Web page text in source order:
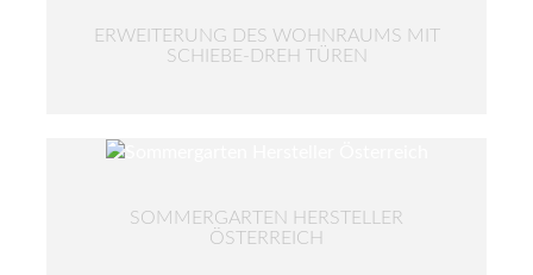
ERWEITERUNG DES WOHNRAUMS MIT
SCHIEBE-DREH TÜREN
SOMMERGARTEN HERSTELLER
ÖSTERREICH